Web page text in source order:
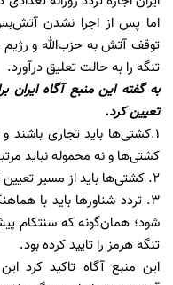
اما پس از اجرا نشدن
توقف آتش به حزب‌الله و رژیم
تنگه را به حالت تعلیق درآورد.
به گفته این منبع آگاه
تعیین کرد.
۱.کشتی‌ها باید تجاری
کشتی‌ها و نه محموله نباید
۲. کشتی‌ها باید از مسیر تعیین شده ایران عبور کنند.
۳. تردد شناورها باید با
شود؛ همان‌گونه که سنتکام
تنگه هرمز را تایید کرده بود.
این منبع آگاه تاکید کرد